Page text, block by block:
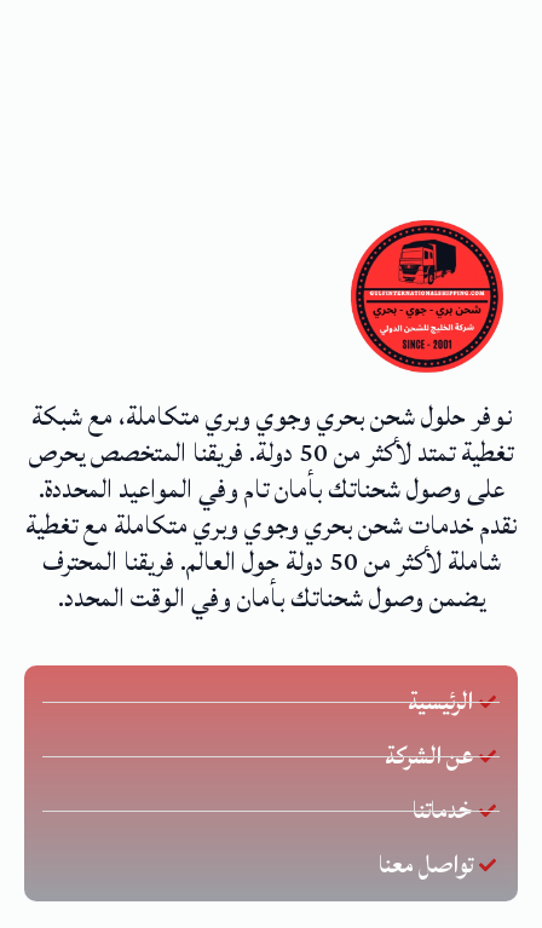
نوفر حلول شحن بحري وجوي وبري متكاملة، مع شبكة
تغطية تمتد لأكثر من 50 دولة. فريقنا المتخصص يحرص
على وصول شحناتك بأمان تام وفي المواعيد المحددة.
نقدم خدمات شحن بحري وجوي وبري متكاملة مع تغطية
شاملة لأكثر من 50 دولة حول العالم. فريقنا المحترف
يضمن وصول شحناتك بأمان وفي الوقت المحدد.
الرئيسية
عن الشركة
خدماتنا
تواصل معنا